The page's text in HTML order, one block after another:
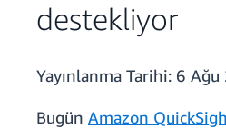
destekliyor
Yayınlanma Tarihi: 6 Ağu
Bugün Amazon